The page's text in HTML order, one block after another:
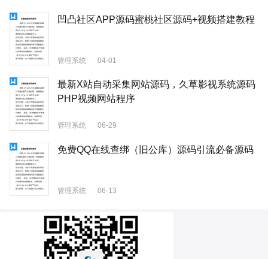
凹凸社区APP源码蜜桃社区源码+视频搭建教程
管理系统 04-01
最新X站自动采集网站源码，久草影视系统源码
PHP视频网站程序
管理系统 06-29
免费QQ在线查绑（旧公库）源码引流必备源码
管理系统 06-13